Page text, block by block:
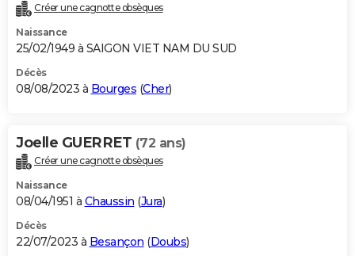
Créer une cagnotte obsèques
Naissance
25/02/1949 à SAIGON VIET NAM DU SUD
Décès
08/08/2023 à Bourges (Cher)
Joelle GUERRET (72 ans)
Créer une cagnotte obsèques
Naissance
08/04/1951 à Chaussin (Jura)
Décès
22/07/2023 à Besançon (Doubs)